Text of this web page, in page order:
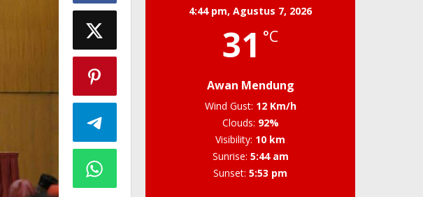
4:44 pm,Agustus 7, 2026
31 °C
Awan Mendung
Wind Gust: 12 Km/h
Clouds: 92%
Visibility: 10 km
Sunrise: 5:44 am
Sunset: 5:53 pm